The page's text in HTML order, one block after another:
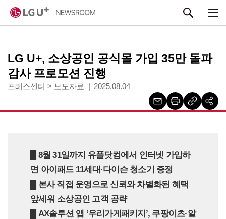
LG U+, 소상공인 공식몰 가입 35만 돌파
감사 프로모션 진행
프레스센터 > 보도자료 2025.08.04
█ 8월 31일까지 유플닷컴에서 인터넷 가입하
면 아이패드 11세대·다이슨 청소기 증정
█ 본사 직접 운영으로 신뢰와 차별화된 혜택
앞세워 소상공인 고객 공략
█ AX솔루션 앱 ‘우리가게패키지’, 쿠팡이츠·알